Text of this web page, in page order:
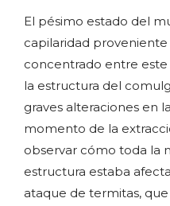
El pésimo estado del
capilaridad
concentrado entre
la estructura del
graves alteraciones en
momento de la
observar cómo toda la
estructura estaba
ataque de termitas,